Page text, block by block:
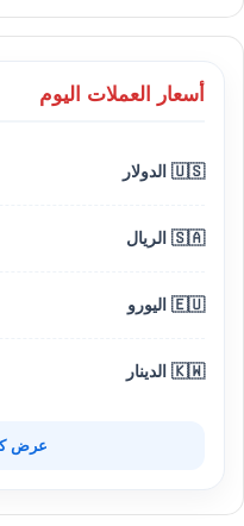
أسعار العملات اليوم
🇺🇸 الدولار
🇸🇦 الريال
🇪🇺 اليورو
🇰🇼 الدينار
عرض